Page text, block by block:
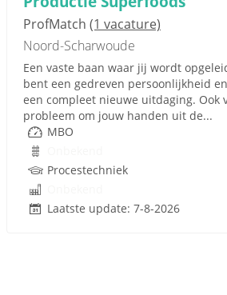
ProfMatch (1 vacature)
Noord-Scharwoude
Een vaste baan waar jij wordt
bent een gedreven persoonlijkheid
een compleet nieuwe uitdaging. Ook
probleem om jouw handen uit de...
MBO
Procestechniek
Laatste update: 7-8-2026